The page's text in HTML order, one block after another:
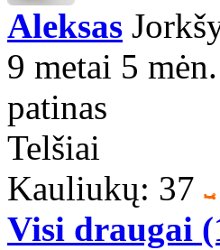
Aleksas
9 metai 5 mėn.
patinas
Telšiai
Kauliukų: 37
Visi draugai